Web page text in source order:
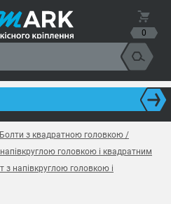
0
Болти з квадратною головкою /
головкою і квадратним
з напівкруглою головкою і